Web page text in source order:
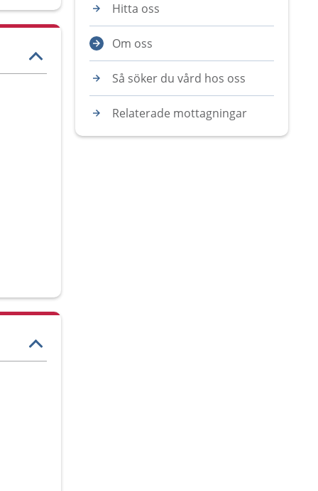
Hitta oss
Om oss
Så söker du vård hos oss
Relaterade mottagningar